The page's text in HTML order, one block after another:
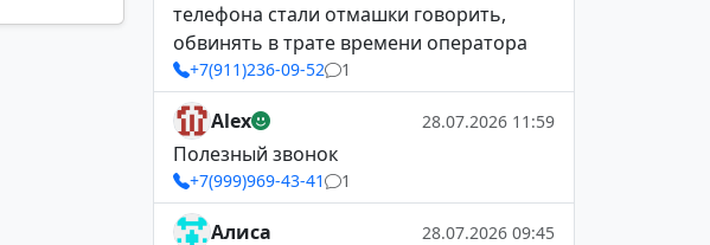
телефона стали отмашки говорить,
обвинять в трате времени оператора
+7(911)236-09-52 1
Alex 28.07.2026 11:59
Полезный звонок
+7(999)969-43-41 1
Алиса 28.07.2026 09:45